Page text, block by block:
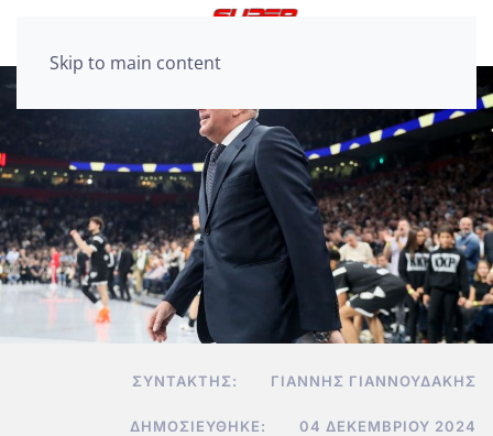
Skip to main content
ΣΥΝΤΆΚΤΗΣ: ΓΙΆΝΝΗΣ ΓΙΑΝΝΟΥΔΆΚΗΣ
ΔΗΜΟΣΙΕΎΘΗΚΕ: 04 ΔΕΚΕΜΒΡΊΟΥ 2024